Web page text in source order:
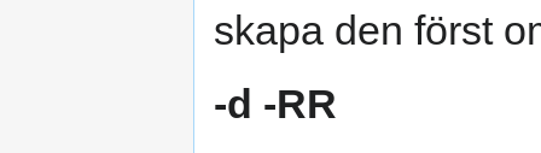
skapa den först
-d -RR